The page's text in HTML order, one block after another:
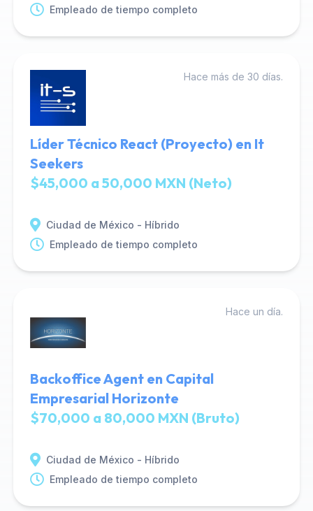
Empleado de tiempo completo
Hace más de 30 días.
Líder Técnico React (Proyecto) en It
Seekers
$45,000 a 50,000 MXN (Neto)
Ciudad de México - Híbrido
Empleado de tiempo completo
Hace un día.
Backoffice Agent en Capital
Empresarial Horizonte
$70,000 a 80,000 MXN (Bruto)
Ciudad de México - Híbrido
Empleado de tiempo completo